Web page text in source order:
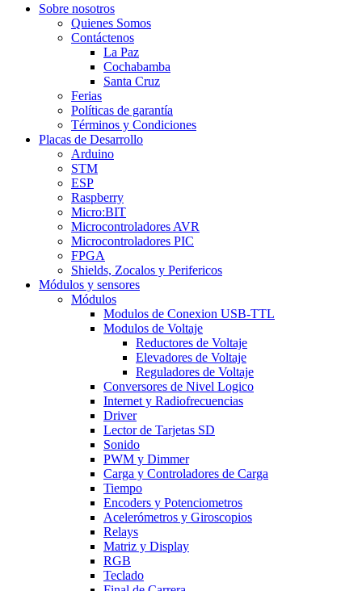
Sobre nosotros
Quienes Somos
Contáctenos
La Paz
Cochabamba
Santa Cruz
Ferias
Políticas de garantía
Términos y Condiciones
Placas de Desarrollo
Arduino
STM
ESP
Raspberry
Micro:BIT
Microcontroladores AVR
Microcontroladores PIC
FPGA
Shields, Zocalos y Perifericos
Módulos y sensores
Módulos
Modulos de Conexion USB-TTL
Modulos de Voltaje
Reductores de Voltaje
Elevadores de Voltaje
Reguladores de Voltaje
Conversores de Nivel Logico
Internet y Radiofrecuencias
Driver
Lector de Tarjetas SD
Sonido
PWM y Dimmer
Carga y Controladores de Carga
Tiempo
Encoders y Potenciometros
Acelerómetros y Giroscopios
Relays
Matriz y Display
RGB
Teclado